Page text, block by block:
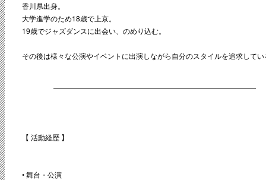
香川県出身。
大学進学のため18歳で上京。
19歳でジャズダンスに出会い、のめり込む。
その後は様々な公演やイベントに出演しながら自分のスタイルを追求して
【 活動経歴 】
• 舞台・公演